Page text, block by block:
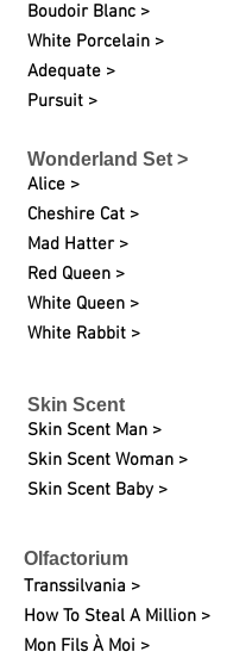
Boudoir Blanc >
White Porcelain >
Adequate >
Pursuit >
Wonderland Set >
Alice >
Cheshire Cat >
Mad Hatter >
Red Queen >
White Queen >
White Rabbit >
Skin Scent
Skin Scent Man >
Skin Scent Woman >
Skin Scent Baby >
Olfactorium
Transsilvania >
How To Steal A Million >
Mon Fils À Moi >